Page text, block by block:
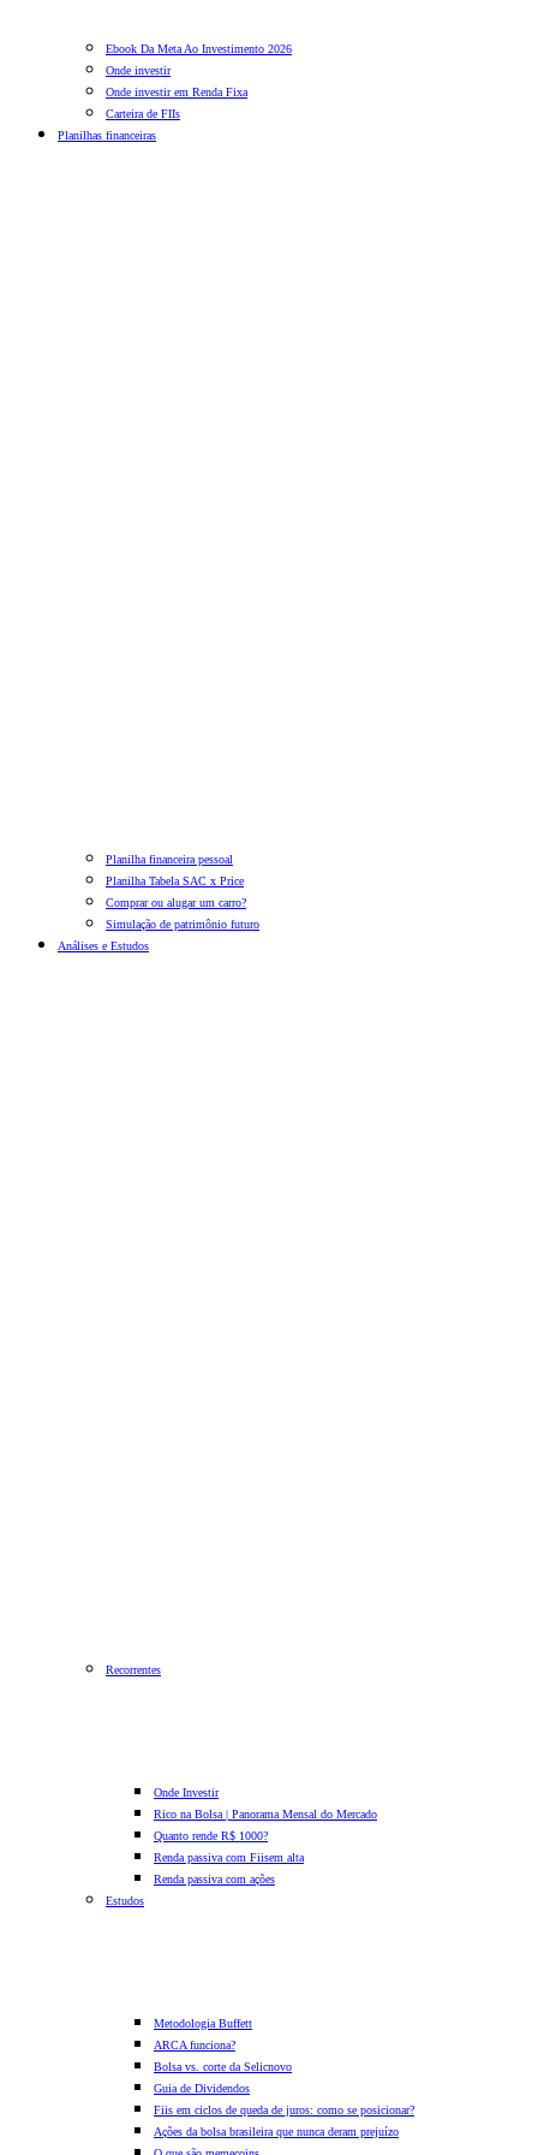
Ebook Da Meta Ao Investimento 2026
Onde investir
Onde investir em Renda Fixa
Carteira de FIIs
Planilhas financeiras
Planilha financeira pessoal
Planilha Tabela SAC x Price
Comprar ou alugar um carro?
Simulação de patrimônio futuro
Análises e Estudos
Recorrentes
Onde Investir
Rico na Bolsa | Panorama Mensal do Mercado
Quanto rende R$ 1000?
Renda passiva com Fiisem alta
Renda passiva com ações
Estudos
Metodologia Buffett
ARCA funciona?
Bolsa vs. corte da Selicnovo
Guia de Dividendos
Fiis em ciclos de queda de juros: como se posicionar?
Ações da bolsa brasileira que nunca deram prejuízo